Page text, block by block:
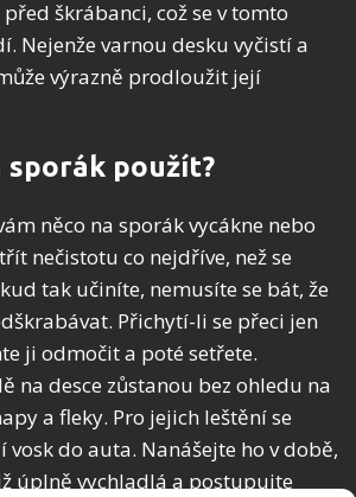
škrábanci, což se v tomto
Nejenže varnou desku vyčistí a
výrazně prodloužit její
sporák použít?
něco na sporák vycákne nebo
nečistotu co nejdříve, než se
tak učiníte, nemusíte se bát, že
Přichytí-li se přeci jen
ji odmočit a poté setřete.
na desce zůstanou bez ohledu na
a fleky. Pro jejich leštění se
vosk do auta. Nanášejte ho v době,
úplně vychladlá a postupujte